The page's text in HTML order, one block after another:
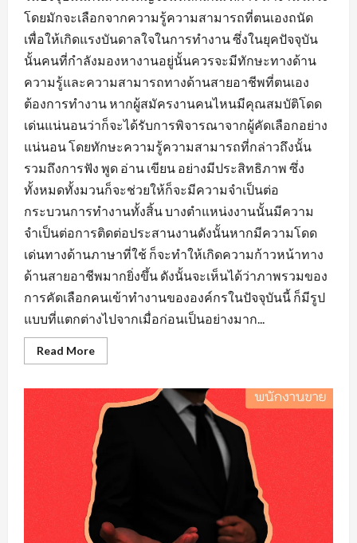
โดยมักจะเลือกจากความรู้ความสามารถที่ตนเองถนัด
เพื่อให้เกิดแรงบันดาลใจในการทำงาน ซึ่งในยุคปัจจุบัน
นั้นคนที่กำลังมองหางานอยู่นั้นควรจะมีทักษะทางด้าน
ความรู้และความสามารถทางด้านสายอาชีพที่ตนเอง
ต้องการทำงาน หากผู้สมัครงานคนไหนมีคุณสมบัติโดด
เด่นแน่นอนว่าก็จะได้รับการพิจารณาจากผู้คัดเลือกอย่าง
แน่นอน โดยทักษะความรู้ความสามารถที่กล่าวถึงนั้น
รวมถึงการฟัง พูด อ่าน เขียน อย่างมีประสิทธิภาพ ซึ่ง
ทั้งหมดทั้งมวนก็จะช่วยให้ก็จะมีความจำเป็นต่อ
กระบวนการทำงานทั้งสิ้น บางตำแหน่งงานนั้นมีความ
จำเป็นต่อการติดต่อประสานงานดังนั้นหากมีความโดด
เด่นทางด้านภาษาที่ใช้ ก็จะทำให้เกิดความก้าวหน้าทาง
ด้านสายอาชีพมากยิ่งขึ้น ดังนั้นจะเห็นได้ว่าภาพรวมของ
การคัดเลือกคนเข้าทำงานขององค์กรในปัจจุบันนี้ ก็มีรูป
แบบที่แตกต่างไปจากเมื่อก่อนเป็นอย่างมาก...
Read MoreRead
more
หา
งาน
วิศวะ
ที่
องค์กร
ส่วน
ใหญ่
ต้อง
จาก
ผู้
งาน